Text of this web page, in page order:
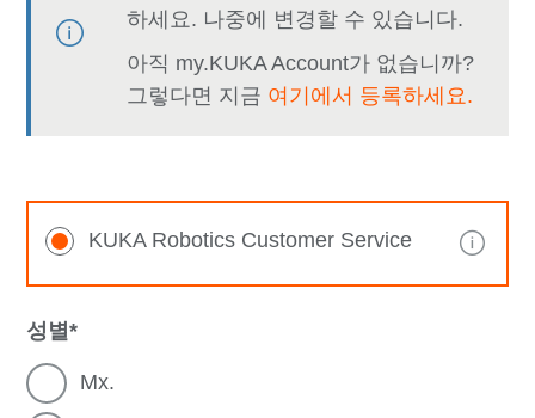
하세요. 나중에 변경할 수 있습니다.
아직 my.KUKA Account가 없습니까?
그렇다면 지금 여기에서 등록하세요.
KUKA Robotics Customer Service
성별
Mx.